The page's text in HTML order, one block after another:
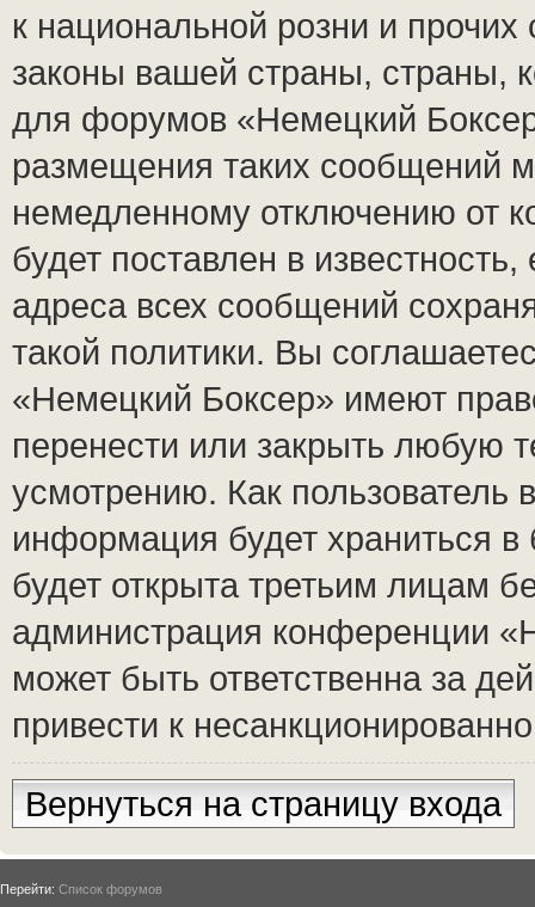
к национальной розни и
законы вашей страны, страны,
для форумов «Немецкий
размещения таких сообщений
немедленному отключению от
будет поставлен в
адреса всех сообщений
такой политики. Вы
«Немецкий Боксер» имеют
перенести или закрыть любую
усмотрению. Как пользователь
информация будет храниться
будет открыта третьим лицам
администрация конференции
может быть ответственна за
привести к
Вернуться на страницу входа
Перейти: Список форумов